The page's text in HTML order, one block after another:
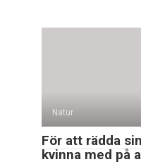
Natur
För att rädda
kvinna med på